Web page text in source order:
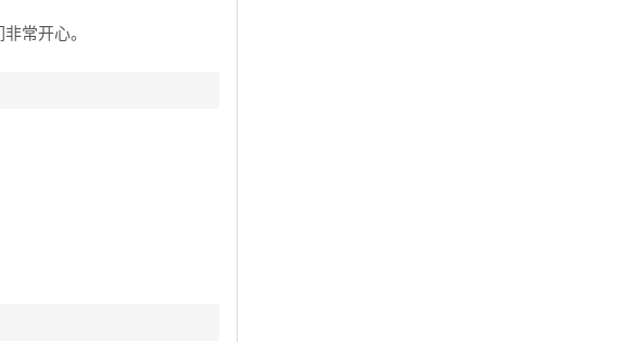
常开心。